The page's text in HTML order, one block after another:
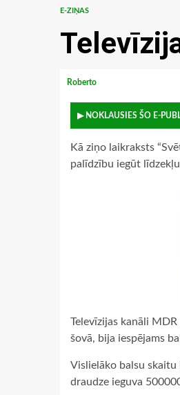
E-ZIŅAS
Roberto
▶ NOKLAUSIES ŠO E-
Kā ziņo laikraksts
palīdzību iegūt
Televīzijas kanāli
šovā, bija iespējams
Vislielāko balsu skaitu
draudze ieguva